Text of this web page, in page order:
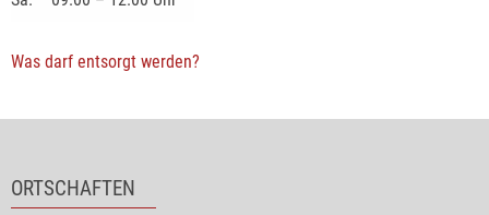
Was darf entsorgt werden?
ORTSCHAFTEN